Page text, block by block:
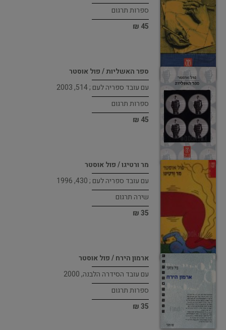
ספרות תרגום
45 ₪
ספר האשליות / פול אוסטר
עם עובד ספריה לעם ; 514, 2003
ספרות תרגום
45 ₪
מר ורטיגו / פול אוסטר
עם עובד ספריה לעם ; 430, 1996
שירה תרגום
35 ₪
ארמון הירח / פול אוסטר
עם עובד הסידרה הלבנה, 2000
ספרות תרגום
35 ₪